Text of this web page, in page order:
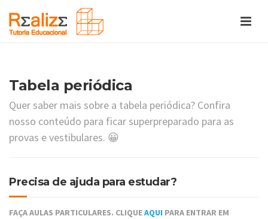
Tabela periódica
Quer saber mais sobre a tabela periódica? Confira
nosso conteúdo para ficar superpreparado para as
provas e vestibulares. 😀
Precisa de ajuda para estudar?
FAÇA AULAS PARTICULARES. CLIQUEAQUI PARA ENTRAR EM